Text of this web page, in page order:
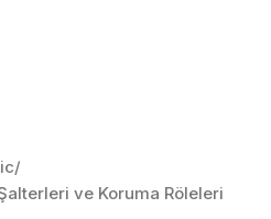
/
ve Koruma Röleleri